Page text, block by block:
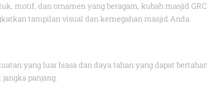
motif, dan ornamen yang beragam, kubah masjid
tampilan visual dan kemegahan masjid Anda.
yang luar biasa dan daya tahan yang dapat
panjang.